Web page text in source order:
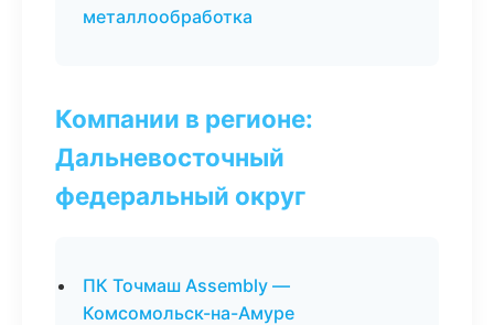
металлообработка
Компании в регионе:
Дальневосточный
федеральный округ
ПК Точмаш Assembly —
Комсомольск-на-Амуре